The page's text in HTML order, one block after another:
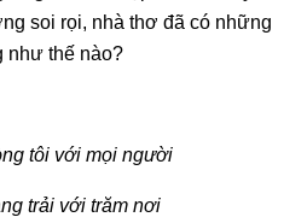
soi rọi, nhà thơ đã có những
như thế nào?
tôi với mọi người
trải với trăm nơi